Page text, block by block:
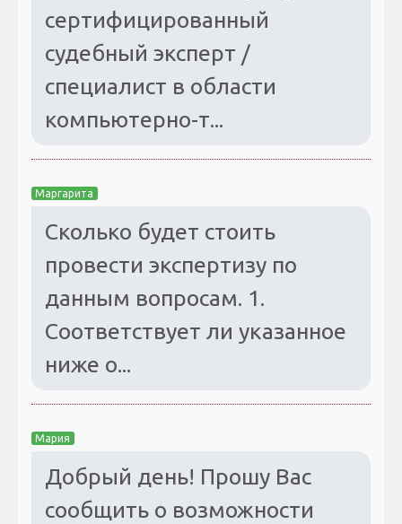
сертифицированный
судебный эксперт /
специалист в области
компьютерно-т...
Маргарита
Сколько будет стоить
провести экспертизу по
данным вопросам. 1.
Соответствует ли указанное
ниже о...
Мария
Добрый день! Прошу Вас
сообщить о возможности